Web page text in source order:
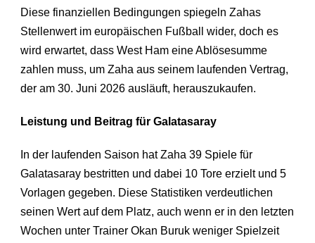
Diese finanziellen Bedingungen spiegeln Zahas
Stellenwert im europäischen Fußball wider, doch es
wird erwartet, dass West Ham eine Ablösesumme
zahlen muss, um Zaha aus seinem laufenden Vertrag,
der am 30. Juni 2026 ausläuft, herauszukaufen.
Leistung und Beitrag für Galatasaray
In der laufenden Saison hat Zaha 39 Spiele für
Galatasaray bestritten und dabei 10 Tore erzielt und 5
Vorlagen gegeben. Diese Statistiken verdeutlichen
seinen Wert auf dem Platz, auch wenn er in den letzten
Wochen unter Trainer Okan Buruk weniger Spielzeit